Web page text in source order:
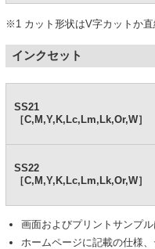
※1 カット形状はV字カットか
インクセット
SS21
［C,M,Y,K,Lc,Lm,Lk,Or,W］
SS22
［C,M,Y,K,Lc,Lm,Lk,Or,W］
画面およびプリントサンプ
ホームページに記載の仕様